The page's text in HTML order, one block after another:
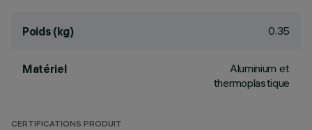
Poids (kg) 0.35
Matériel
Aluminium et
thermoplastique
CERTIFICATIONS PRODUIT